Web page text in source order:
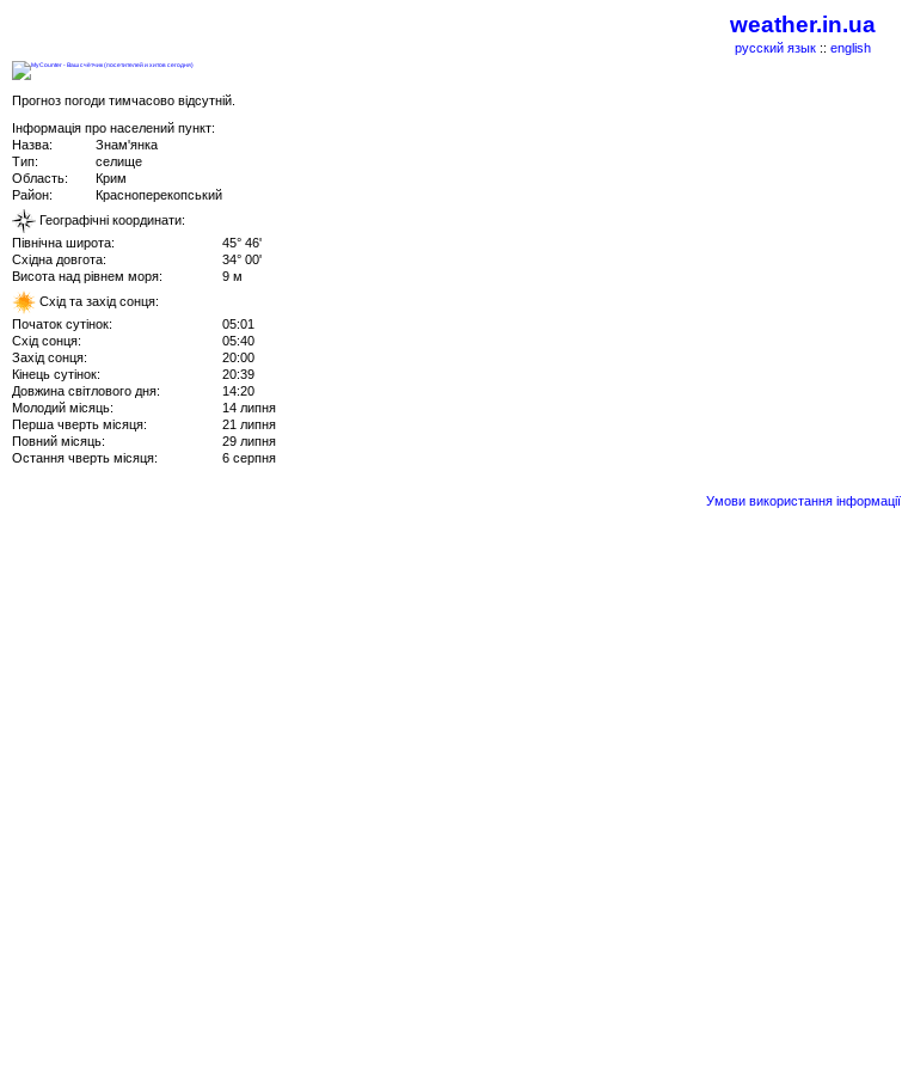
weather.in.ua
русский язык :: english
Прогноз погоди тимчасово відсутній.
Інформація про населений пункт:
Назва:
Знам'янка
Тип:
селище
Область:
Крим
Район:
Красноперекопський
Географічні координати:
Північна широта:
45° 46'
Східна довгота:
34° 00'
Висота над рівнем моря:
9 м
Схід та захід сонця:
Початок сутінок:
05:01
Схід сонця:
05:40
Захід сонця:
20:00
Кінець сутінок:
20:39
Довжина світлового дня:
14:20
Молодий місяць:
14 липня
Перша чверть місяця:
21 липня
Повний місяць:
29 липня
Остання чверть місяця:
6 серпня
Умови використання інформації